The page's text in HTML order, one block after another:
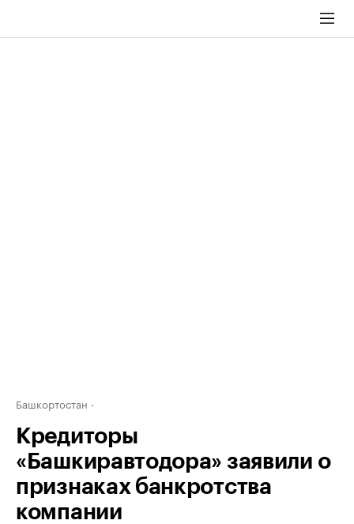
Башкортостан
Кредиторы
«Башкиравтодора» заявили о
признаках банкротства
компании